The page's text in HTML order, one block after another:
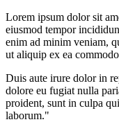
Lorem ipsum dolor sit
eiusmod tempor
enim ad minim veniam,
ut aliquip ex ea
Duis aute irure dolor in
dolore eu fugiat nulla
proident, sunt in culpa
laborum."